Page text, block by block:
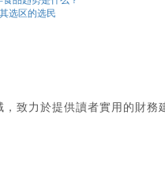
选区的选民
致力於提供讀者實用的財務